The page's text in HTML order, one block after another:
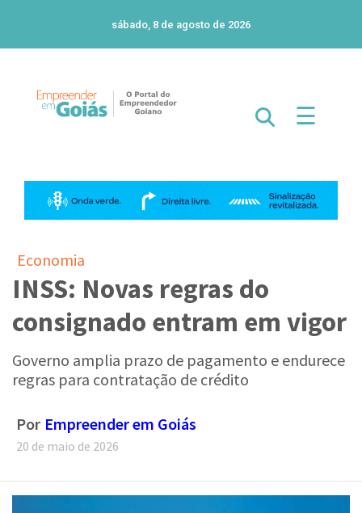
sábado, 8 de agosto de 2026
☰
Economia
INSS: Novas regras do
consignado entram em vigor
Governo amplia prazo de pagamento e endurece
regras para contratação de crédito
Por Empreender em Goiás
20 de maio de 2026